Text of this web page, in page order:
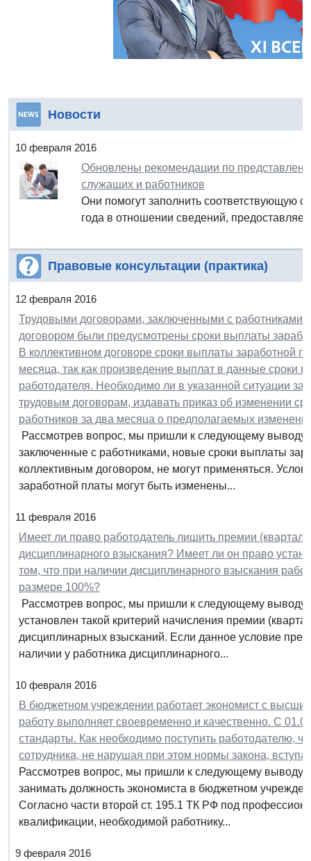
Новости
10 февраля 2016
Обновлены рекомендации по
служащих и работников
Они помогут заполнить соответствующую
года в отношении сведений,
Правовые консультации (практика)
12 февраля 2016
Трудовыми договорами, заключенными с работниками
договором были предусмотрены сроки выплаты
В коллективном договоре сроки выплаты заработной
месяца, так как произведение выплат в данные сроки
работодателя. Необходимо ли в указанной ситуации
трудовым договорам, издавать приказ об изменении
работников за два месяца о предполагаемых
Рассмотрев вопрос, мы пришли к следующему
заключенные с работниками, новые сроки выплаты
коллективным договором, не могут применяться.
заработной платы могут быть изменены...
11 февраля 2016
Имеет ли право работодатель лишить премии
дисциплинарного взыскания? Имеет ли он право
том, что при наличии дисциплинарного взыскания
размере 100%?
Рассмотрев вопрос, мы пришли к следующему
установлен такой критерий начисления премии
дисциплинарных взысканий. Если данное условие
наличии у работника дисциплинарного...
10 февраля 2016
В бюджетном учреждении работает экономист с
работу выполняет своевременно и качественно. С
стандарты. Как необходимо поступить работодателю,
сотрудника, не нарушая при этом нормы закона,
Рассмотрев вопрос, мы пришли к следующему выводу:
занимать должность экономиста в бюджетном
Согласно части второй ст. 195.1 ТК РФ под
квалификации, необходимой работнику...
9 февраля 2016